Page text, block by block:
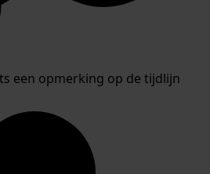
een opmerking op de tijdlijn